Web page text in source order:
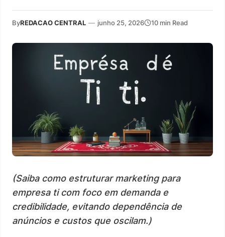
ByREDACAO CENTRAL — junho 25, 2026 10 min Read
(Saiba como estruturar marketing para
empresa ti com foco em demanda e
credibilidade, evitando dependência de
anúncios e custos que oscilam.)